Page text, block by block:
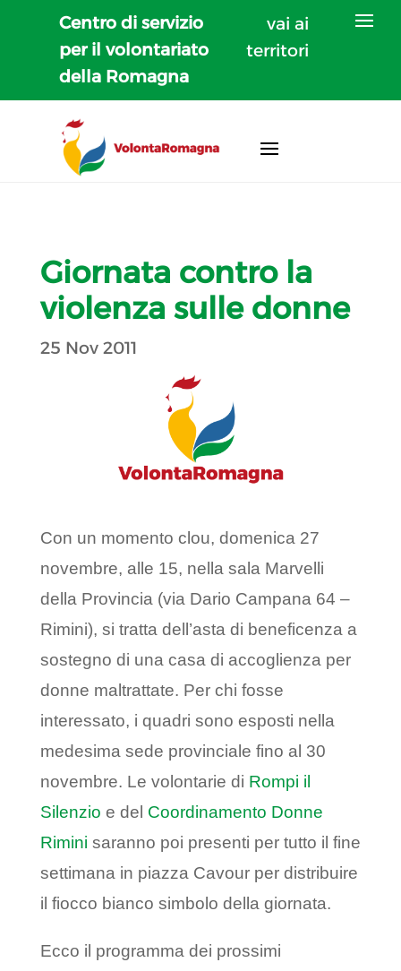
Centro di servizio
per il volontariato
della Romagna
vai ai
territori
Giornata contro la
violenza sulle donne
25 Nov 2011
Con un momento clou, domenica 27
novembre, alle 15, nella sala Marvelli
della Provincia (via Dario Campana 64 –
Rimini), si tratta dell’asta di beneficenza a
sostegno di una casa di accoglienza per
donne maltrattate. Per chi fosse
interessato, i quadri sono esposti nella
medesima sede provinciale fino al 30
novembre. Le volontarie di Rompi il
Silenzio e del Coordinamento Donne
Rimini saranno poi presenti per tutto il fine
settimana in piazza Cavour per distribuire
il fiocco bianco simbolo della giornata.
Ecco il programma dei prossimi